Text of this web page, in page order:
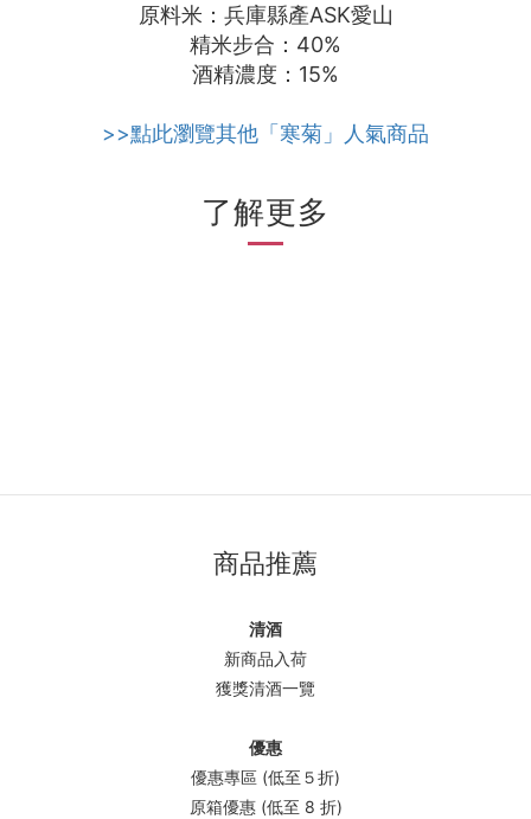
原料米：兵庫縣產ASK愛山
精米步合：40%
酒精濃度：15%
>>點此瀏覽其他「寒菊」人氣商品
了解更多
商品推薦
清酒
新商品入荷
獲獎清酒一覽
優惠
優惠專區 (低至５折)
原箱優惠 (低至 8 折)